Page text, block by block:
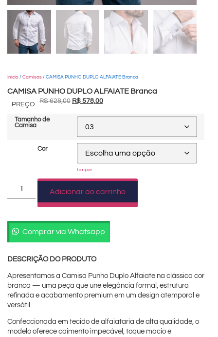
Início / Camisas / CAMISA PUNHO DUPLO ALFAIATE Branca
CAMISA PUNHO DUPLO ALFAIATE Branca
PREÇO
R$628,00 R$ 578,00
Tamanho de
Camisa
Cor
Limpar
Adicionar ao carrinho
Comprar via Whatsapp
DESCRIÇÃO DO PRODUTO
Apresentamos a Camisa Punho Duplo Alfaiate na clássica cor
branca — uma peça que une elegância formal, estrutura
refinada e acabamento premium em um design atemporal e
versátil.
Confeccionada em tecido de alfaiataria de alta qualidade, o
modelo oferece caimento impecável, toque macio e